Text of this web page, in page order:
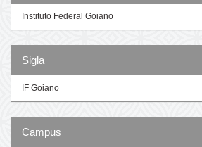
Instituto Federal Goiano
Sigla
IF Goiano
Campus